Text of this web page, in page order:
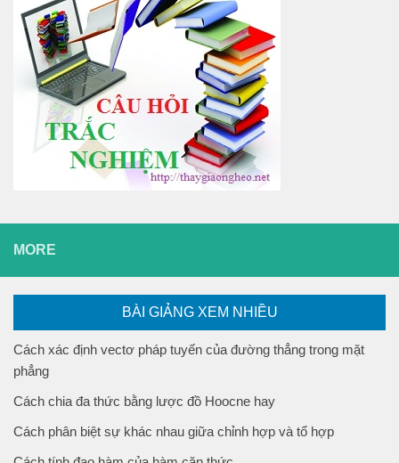
MORE
BÀI GIẢNG XEM NHIỀU
Cách xác định vectơ pháp tuyến của đường thẳng trong mặt
phẳng
Cách chia đa thức bằng lược đồ Hoocne hay
Cách phân biệt sự khác nhau giữa chỉnh hợp và tổ hợp